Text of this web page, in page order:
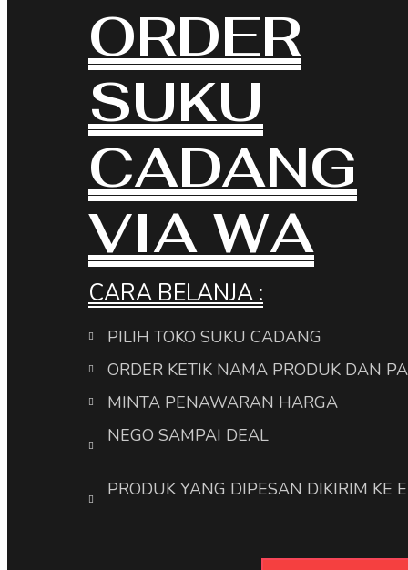
ORDER
SUKU
CADANG
VIA WA
CARA BELANJA :
PILIH TOKO SUKU CADANG
ORDER KETIK NAMA PRODUK DAN
MINTA PENAWARAN HARGA
NEGO SAMPAI DEAL
PRODUK YANG DIPESAN DIKIRIM KE